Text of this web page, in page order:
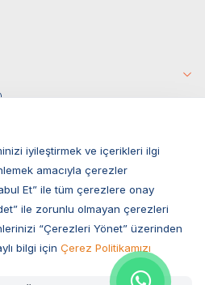
iyileştirmek ve içerikleri ilgi
amacıyla çerezler
Et” ile tüm çerezlere onay
ile zorunlu olmayan çerezleri
“Çerezleri Yönet” üzerinden
bilgi için Çerez Politikamızı